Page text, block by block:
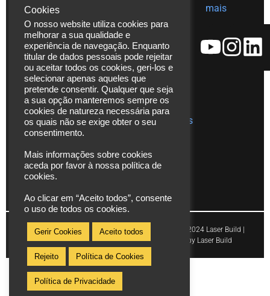
229 480
271
Fax. (+351)
229 480
272
*chamada
para rede
fixa
nacional
info@laserbuild.pt
area.electrica2000@gmail.com
Ajudas
Catálogos
Vídeos
Assistência
Técnica
Publicações
mais
Copyright © 2024 Laser Build |
Powered by Laser Build
Cookies
O nosso website utiliza cookies para
melhorar a sua qualidade e
experiência de navegação. Enquanto
titular de dados pessoais pode rejeitar
ou aceitar todos os cookies, geri-los e
selecionar apenas aqueles que
pretende consentir. Qualquer que seja
a sua opção manteremos sempre os
cookies de natureza necessária para
os quais não se exige obter o seu
consentimento.
Mais informações sobre cookies
aceda por favor à nossa política de
cookies.
Ao clicar em “Aceito todos”, consente
o uso de todos os cookies.
Gerir Cookies Aceito todos
Rejeito Política de Cookies
Política de Privacidade